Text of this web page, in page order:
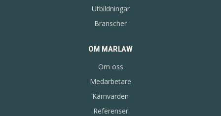
Utbildningar
Branscher
OM MARLAW
Om oss
Medarbetare
Kärnvärden
Referenser